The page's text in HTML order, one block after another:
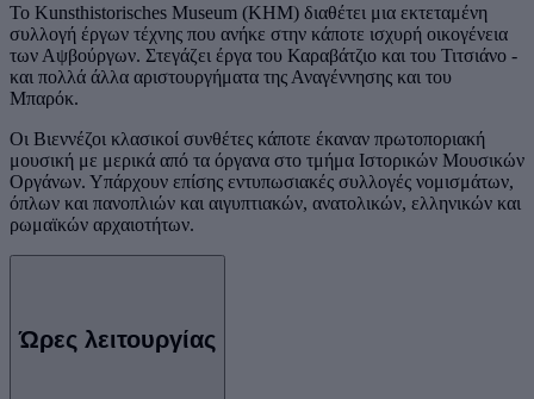
Το Kunsthistorisches Museum (KHM) διαθέτει μια εκτεταμένη
συλλογή έργων τέχνης που ανήκε στην κάποτε ισχυρή οικογένεια
των Αψβούργων. Στεγάζει έργα του Καραβάτζιο και του Τιτσιάνο -
και πολλά άλλα αριστουργήματα της Αναγέννησης και του
Μπαρόκ.
Οι Βιεννέζοι κλασικοί συνθέτες κάποτε έκαναν πρωτοποριακή
μουσική με μερικά από τα όργανα στο τμήμα Ιστορικών Μουσικών
Οργάνων. Υπάρχουν επίσης εντυπωσιακές συλλογές νομισμάτων,
όπλων και πανοπλιών και αιγυπτιακών, ανατολικών, ελληνικών και
ρωμαϊκών αρχαιοτήτων.
Ώρες λειτουργίας